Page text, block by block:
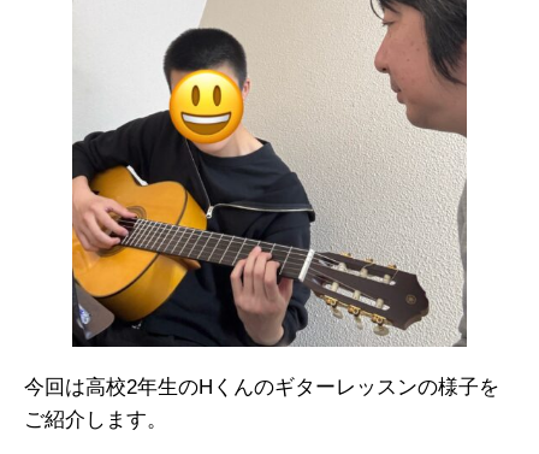
今回は高校2年生のHくんのギターレッスンの様子を
ご紹介します。